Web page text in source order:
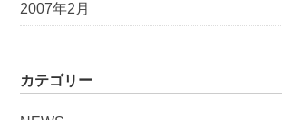
2007年2月
カテゴリー